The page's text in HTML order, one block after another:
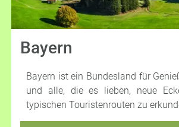
Bayern
Bayern ist ein Bundesland für
und alle, die es lieben, neue
typischen Touristenrouten zu